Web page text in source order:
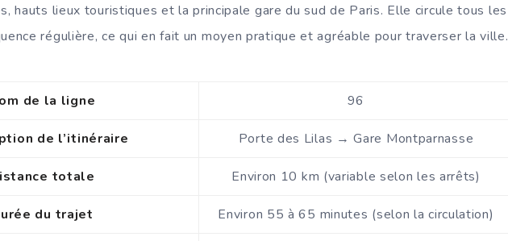
hauts lieux touristiques et la principale gare du sud de Paris. Elle circule tous les
régulière, ce qui en fait un moyen pratique et agréable pour traverser la ville.
de la ligne 96
de l’itinéraire Porte des Lilas → Gare Montparnasse
totale Environ 10 km (variable selon les arrêts)
du trajet Environ 55 à 65 minutes (selon la circulation)